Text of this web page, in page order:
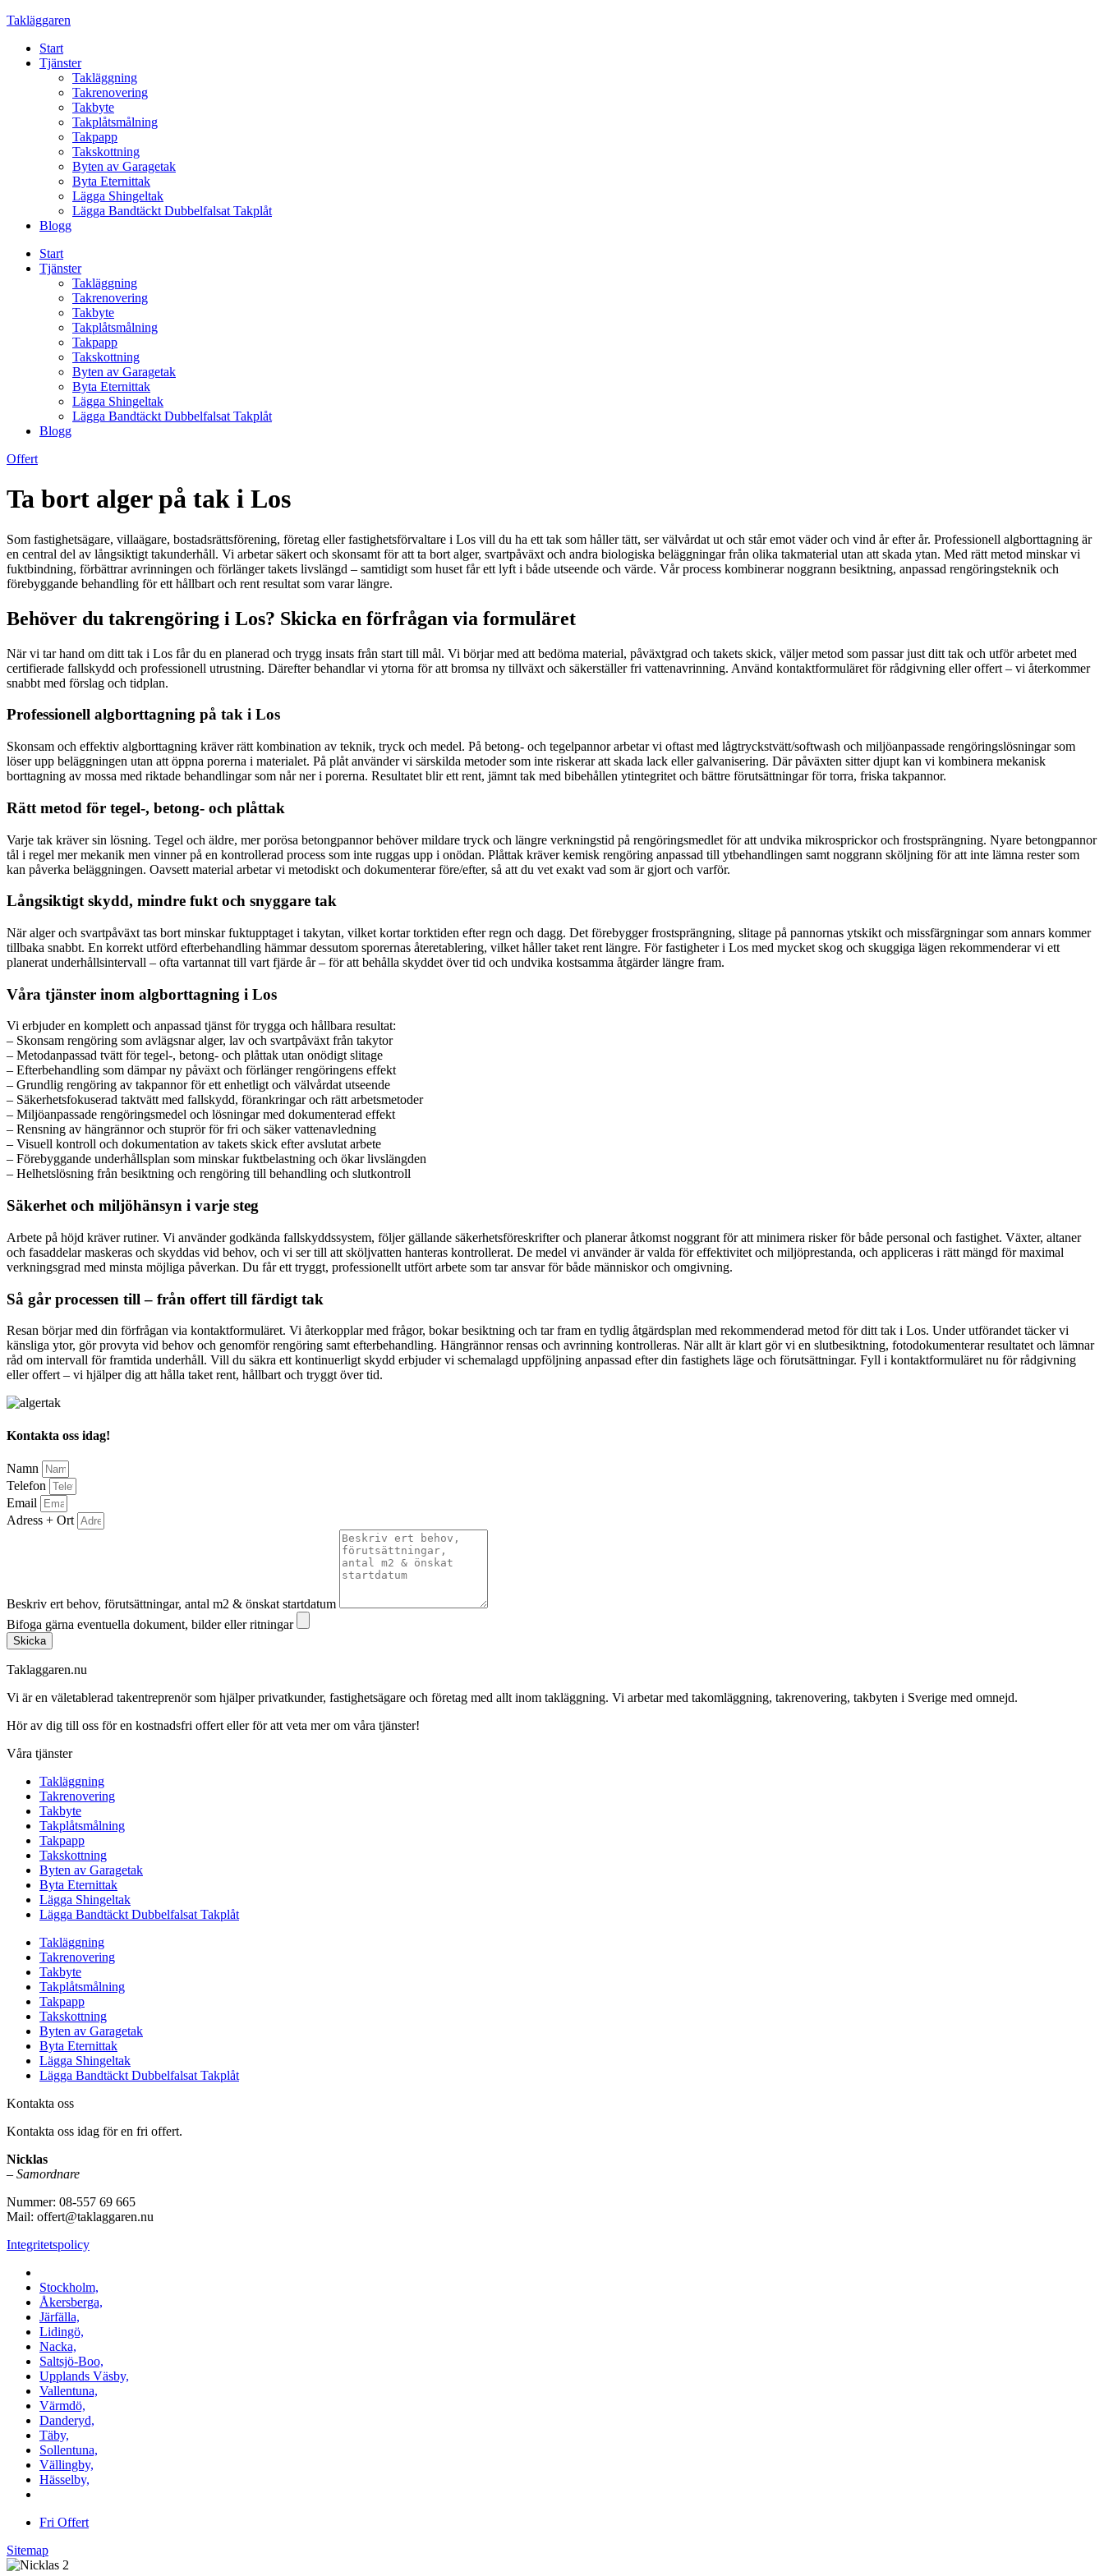
Skip
content
Takläggaren
Start
Tjänster
Takläggning
Takrenovering
Takbyte
Takplåtsmålning
Takpapp
Takskottning
Byten av Garagetak
Byta Eternittak
Lägga Shingeltak
Lägga Bandtäckt Dubbelfalsat Takplåt
Blogg
Start
Tjänster
Takläggning
Takrenovering
Takbyte
Takplåtsmålning
Takpapp
Takskottning
Byten av Garagetak
Byta Eternittak
Lägga Shingeltak
Lägga Bandtäckt Dubbelfalsat Takplåt
Blogg
Offert
Ta bort alger på tak i Los
Som fastighetsägare, villaägare, bostadsrättsförening, företag eller fastighetsförvaltare i Los vill du ha ett tak som håller tätt, ser välvårdat ut och står emot väder och vind år efter år. Professionell algborttagning är
en central del av långsiktigt takunderhåll. Vi arbetar säkert och skonsamt för att ta bort alger, svartpåväxt och andra biologiska beläggningar från olika takmaterial utan att skada ytan. Med rätt metod minskar vi
fuktbindning, förbättrar avrinningen och förlänger takets livslängd – samtidigt som huset får ett lyft i både utseende och värde. Vår process kombinerar noggrann besiktning, anpassad rengöringsteknik och
förebyggande behandling för ett hållbart och rent resultat som varar längre.
Behöver du takrengöring i Los? Skicka en förfrågan via formuläret
När vi tar hand om ditt tak i Los får du en planerad och trygg insats från start till mål. Vi börjar med att bedöma material, påväxtgrad och takets skick, väljer metod som passar just ditt tak och utför arbetet med
certifierade fallskydd och professionell utrustning. Därefter behandlar vi ytorna för att bromsa ny tillväxt och säkerställer fri vattenavrinning. Använd kontaktformuläret för rådgivning eller offert – vi återkommer
snabbt med förslag och tidplan.
Professionell algborttagning på tak i Los
Skonsam och effektiv algborttagning kräver rätt kombination av teknik, tryck och medel. På betong- och tegelpannor arbetar vi oftast med lågtryckstvätt/softwash och miljöanpassade rengöringslösningar som
löser upp beläggningen utan att öppna porerna i materialet. På plåt använder vi särskilda metoder som inte riskerar att skada lack eller galvanisering. Där påväxten sitter djupt kan vi kombinera mekanisk
borttagning av mossa med riktade behandlingar som når ner i porerna. Resultatet blir ett rent, jämnt tak med bibehållen ytintegritet och bättre förutsättningar för torra, friska takpannor.
Rätt metod för tegel-, betong- och plåttak
Varje tak kräver sin lösning. Tegel och äldre, mer porösa betongpannor behöver mildare tryck och längre verkningstid på rengöringsmedlet för att undvika mikro­sprickor och frostsprängning. Nyare betongpannor
tål i regel mer mekanik men vinner på en kontrollerad process som inte ruggas upp i onödan. Plåttak kräver kemisk rengöring anpassad till ytbehandlingen samt noggrann sköljning för att inte lämna rester som
kan påverka beläggningen. Oavsett material arbetar vi metodiskt och dokumenterar före/efter, så att du vet exakt vad som är gjort och varför.
Långsiktigt skydd, mindre fukt och snyggare tak
När alger och svartpåväxt tas bort minskar fuktupptaget i takytan, vilket kortar torktiden efter regn och dagg. Det förebygger frostsprängning, slitage på pannornas ytskikt och missfärgningar som annars kommer
tillbaka snabbt. En korrekt utförd efterbehandling hämmar dessutom sporernas återetablering, vilket håller taket rent längre. För fastigheter i Los med mycket skog och skuggiga lägen rekommenderar vi ett
planerat underhållsintervall – ofta vartannat till vart fjärde år – för att behålla skyddet över tid och undvika kostsamma åtgärder längre fram.
Våra tjänster inom algborttagning i Los
Vi erbjuder en komplett och anpassad tjänst för trygga och hållbara resultat:
– Skonsam rengöring som avlägsnar alger, lav och svartpåväxt från takytor
– Metodanpassad tvätt för tegel-, betong- och plåttak utan onödigt slitage
– Efterbehandling som dämpar ny påväxt och förlänger rengöringens effekt
– Grundlig rengöring av takpannor för ett enhetligt och välvårdat utseende
– Säkerhetsfokuserad taktvätt med fallskydd, förankringar och rätt arbetsmetoder
– Miljöanpassade rengöringsmedel och lösningar med dokumenterad effekt
– Rensning av hängrännor och stuprör för fri och säker vattenavledning
– Visuell kontroll och dokumentation av takets skick efter avslutat arbete
– Förebyggande underhållsplan som minskar fuktbelastning och ökar livslängden
– Helhetslösning från besiktning och rengöring till behandling och slutkontroll
Säkerhet och miljöhänsyn i varje steg
Arbete på höjd kräver rutiner. Vi använder godkända fallskyddssystem, följer gällande säkerhetsföreskrifter och planerar åtkomst noggrant för att minimera risker för både personal och fastighet. Växter, altaner
och fasaddelar maskeras och skyddas vid behov, och vi ser till att sköljvatten hanteras kontrollerat. De medel vi använder är valda för effektivitet och miljöprestanda, och appliceras i rätt mängd för maximal
verkningsgrad med minsta möjliga påverkan. Du får ett tryggt, professionellt utfört arbete som tar ansvar för både människor och omgivning.
Så går processen till – från offert till färdigt tak
Resan börjar med din förfrågan via kontaktformuläret. Vi återkopplar med frågor, bokar besiktning och tar fram en tydlig åtgärdsplan med rekommenderad metod för ditt tak i Los. Under utförandet täcker vi
känsliga ytor, gör provyta vid behov och genomför rengöring samt efterbehandling. Hängrännor rensas och avrinning kontrolleras. När allt är klart gör vi en slutbesiktning, fotodokumenterar resultatet och lämnar
råd om intervall för framtida underhåll. Vill du säkra ett kontinuerligt skydd erbjuder vi schemalagd uppföljning anpassad efter din fastighets läge och förutsättningar. Fyll i kontaktformuläret nu för rådgivning
eller offert – vi hjälper dig att hålla taket rent, hållbart och tryggt över tid.
Kontakta oss idag!
Namn
Telefon
Email
Adress + Ort
Beskriv ert behov, förutsättningar, antal m2 & önskat startdatum
Bifoga gärna eventuella dokument, bilder eller ritningar
Skicka
Taklaggaren.nu
Vi är en väletablerad takentreprenör som hjälper privatkunder, fastighetsägare och företag med allt inom takläggning. Vi arbetar med takomläggning, takrenovering, takbyten i Sverige med omnejd.
Hör av dig till oss för en kostnadsfri offert eller för att veta mer om våra tjänster!
Våra tjänster
Takläggning
Takrenovering
Takbyte
Takplåtsmålning
Takpapp
Takskottning
Byten av Garagetak
Byta Eternittak
Lägga Shingeltak
Lägga Bandtäckt Dubbelfalsat Takplåt
Takläggning
Takrenovering
Takbyte
Takplåtsmålning
Takpapp
Takskottning
Byten av Garagetak
Byta Eternittak
Lägga Shingeltak
Lägga Bandtäckt Dubbelfalsat Takplåt
Kontakta oss
Kontakta oss idag för en fri offert.
Nicklas
– Samordnare
Nummer: 08-557 69 665
Mail: offert@taklaggaren.nu
Integritetspolicy
Stockholm,
Åkersberga,
Järfälla,
Lidingö,
Nacka,
Saltsjö-Boo,
Upplands Väsby,
Vallentuna,
Värmdö,
Danderyd,
Täby,
Sollentuna,
Vällingby,
Hässelby,
Fri Offert
Sitemap